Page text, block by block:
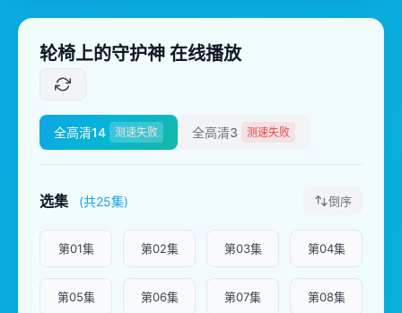
轮椅上的守护神 在线播放
全高清14 测速失败 全高清3 测速失败
选集 (共25集) 倒序
第01集 第02集 第03集 第04集
第05集 第06集 第07集 第08集